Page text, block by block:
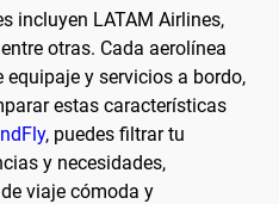
incluyen LATAM Airlines,
otras. Cada aerolínea
y servicios a bordo,
estas características
, puedes filtrar tu
y necesidades,
viaje cómoda y